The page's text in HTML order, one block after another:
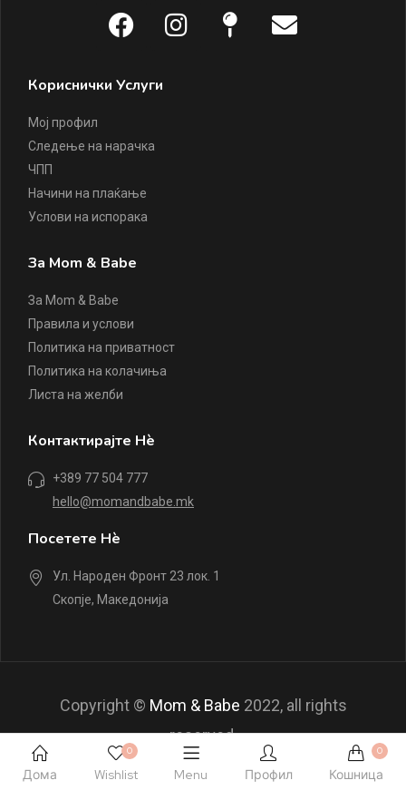
Кориснички Услуги
Мој профил
Следење на нарачка
ЧПП
Начини на плаќање
Услови на испорака
За Mom & Babe
За Mom & Babe
Правила и услови
Политика на приватност
Политика на колачиња
Листа на желби
Контактирајте Нè
+389 77 504 777
hello@momandbabe.mk
Посетете Нè
Ул. Народен Фронт 23 лок. 1
Скопје, Македонија
Copyright © Mom & Babe 2022, all rights
reserved.
Дома
0
Wishlist Menu Профил
0
Кошница